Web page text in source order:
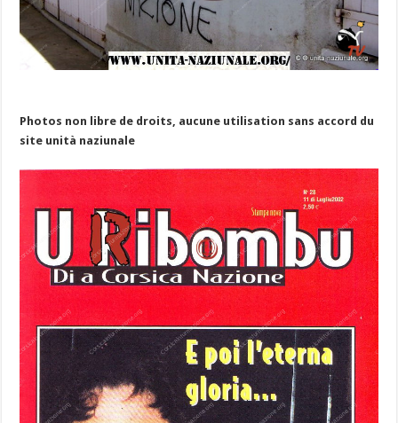
Photos non libre de droits, aucune utilisation sans accord du
site unità naziunale